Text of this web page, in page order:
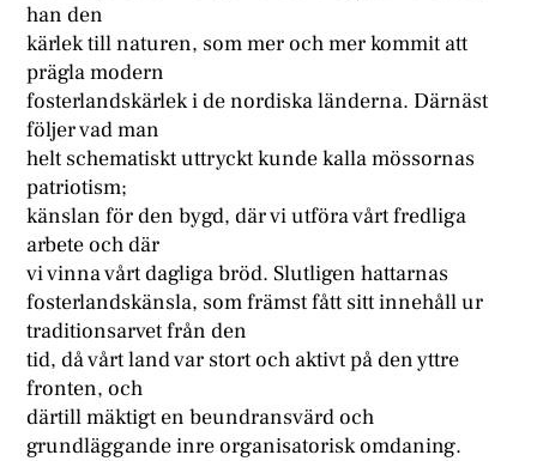
han den
kärlek till naturen, som mer och mer kommit att
prägla modern
fosterlandskärlek i de nordiska länderna. Därnäst
följer vad man
helt schematiskt uttryckt kunde kalla mössornas
patriotism;
känslan för den bygd, där vi utföra vårt fredliga
arbete och där
vi vinna vårt dagliga bröd. Slutligen hattarnas
fosterlandskänsla, som främst fått sitt innehåll ur
traditionsarvet från den
tid, då vårt land var stort och aktivt på den yttre
fronten, och
därtill mäktigt en beundransvärd och
grundläggande inre organisatorisk omdaning.